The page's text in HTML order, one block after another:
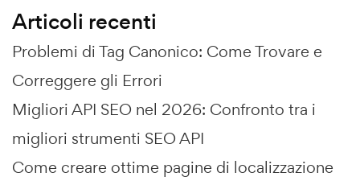
Articoli recenti
Problemi di Tag Canonico: Come Trovare e
Correggere gli Errori
Migliori API SEO nel 2026: Confronto tra i
migliori strumenti SEO API
Come creare ottime pagine di localizzazione